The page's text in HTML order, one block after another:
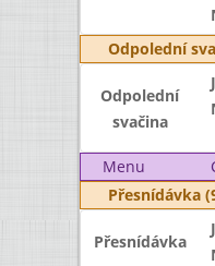
Odpolední
Odpolední
svačina
Menu
Přesnídávka
Přesnídávka